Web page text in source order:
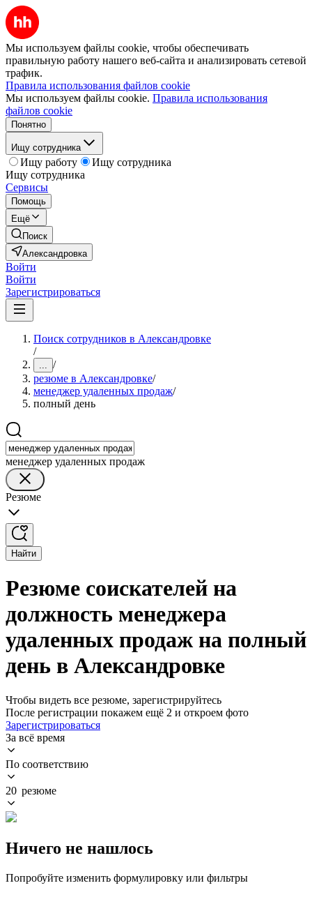
Мы используем файлы cookie, чтобы обеспечивать
правильную работу нашего веб-сайта и анализировать сетевой
трафик.
Правила использования файлов cookie
Мы используем файлы cookie. Правила использования
файлов cookie
Понятно
Ищу сотрудника
Ищу работу
Ищу сотрудника
Ищу сотрудника
Сервисы
Помощь
Ещё
Поиск
Александровка
Войти
Войти
Зарегистрироваться
Поиск сотрудников в Александровке
/
... /
резюме в Александровке/
менеджер удаленных продаж/
полный день
менеджер удаленных продаж
Резюме
Найти
Резюме соискателей на
должность менеджера
удаленных продаж на полный
день в Александровке
Чтобы видеть все резюме, зарегистрируйтесь
После регистрации покажем ещё 2 и откроем фото
Зарегистрироваться
За всё время
По соответствию
20 резюме
Ничего не нашлось
Попробуйте изменить формулировку или фильтры